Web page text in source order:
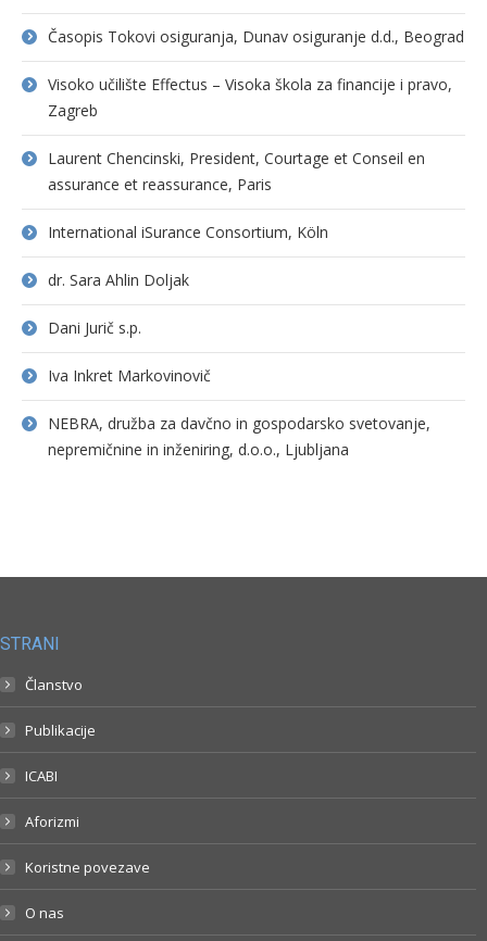
Časopis Tokovi osiguranja, Dunav osiguranje d.d., Beograd
Visoko učilište Effectus – Visoka škola za financije i pravo,
Zagreb
Laurent Chencinski, President, Courtage et Conseil en
assurance et reassurance, Paris
International iSurance Consortium, Köln
dr. Sara Ahlin Doljak
Dani Jurič s.p.
Iva Inkret Markovinovič
NEBRA, družba za davčno in gospodarsko svetovanje,
nepremičnine in inženiring, d.o.o., Ljubljana
STRANI
Članstvo
Publikacije
ICABI
Aforizmi
Koristne povezave
O nas